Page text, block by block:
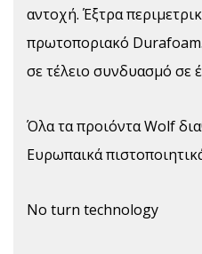
αντοχή. Έξτρα
πρωτοποριακό
σε τέλειο συνδυασμό σε
Όλα τα προιόντα Wolf
Ευρωπαικά
No turn technology